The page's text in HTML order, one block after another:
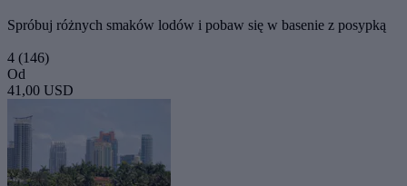
Spróbuj różnych smaków lodów i pobaw się w basenie z posypką
4 (146)
Od
41,00 USD